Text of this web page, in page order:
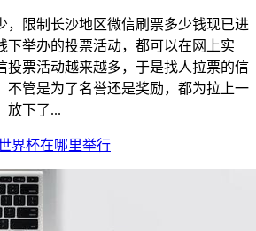
，限制长沙地区微信刷票多少钱现已进
下举办的投票活动，都可以在网上实
投票活动越来越多，于是找人拉票的信
不管是为了名誉还是奖励，都为拉上一
放下了...
界杯在哪里举行